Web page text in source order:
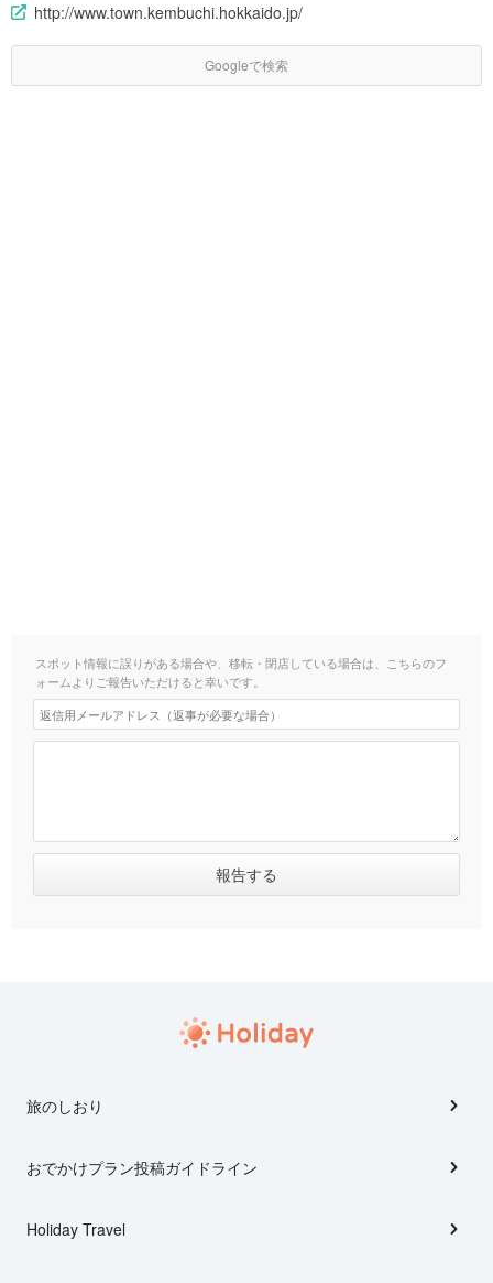
http://www.town.kembuchi.hokkaido.jp/
Googleで検索
スポット情報に誤りがある場合や、移転・閉店している場合は、こちらのフ
ォームよりご報告いただけると幸いです。
旅のしおり
おでかけプラン投稿ガイドライン
Holiday Travel